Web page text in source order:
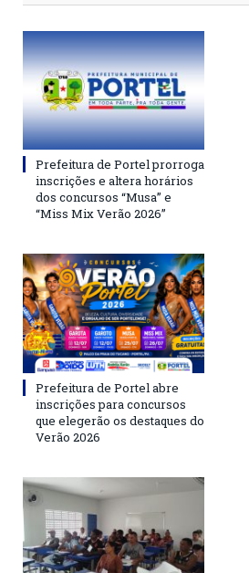
Prefeitura de Portel prorroga
inscrições e altera horários
dos concursos “Musa” e
“Miss Mix Verão 2026”
Prefeitura de Portel abre
inscrições para concursos
que elegerão os destaques do
Verão 2026